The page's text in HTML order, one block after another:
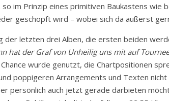
im Prinzip eines primitiven Baukastens wie
geschöpft wird – wobei sich da äußerst
der letzten drei Alben, die ersten beiden
hat der Graf von Unheilig uns mit auf
wurde genutzt, die Chartpositionen
poppigeren Arrangements und Texten nicht
persönlich auch jetzt gerade darbieten